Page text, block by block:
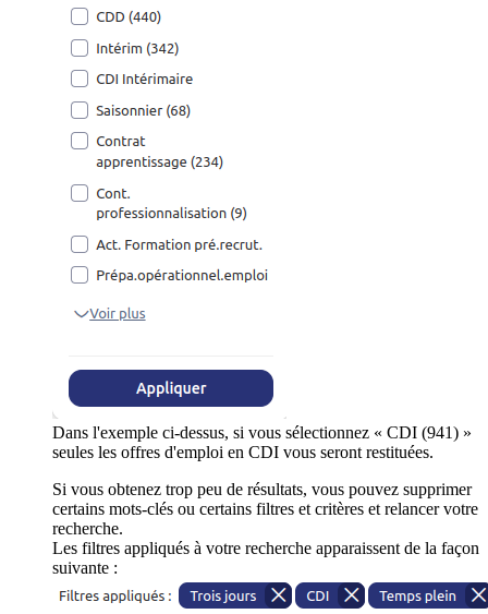
Dans l'exemple ci-dessus, si vous sélectionnez « CDI (941) »
seules les offres d'emploi en CDI vous seront restituées.
Si vous obtenez trop peu de résultats, vous pouvez supprimer
certains mots-clés ou certains filtres et critères et relancer votre
recherche.
Les filtres appliqués à votre recherche apparaissent de la façon
suivante :